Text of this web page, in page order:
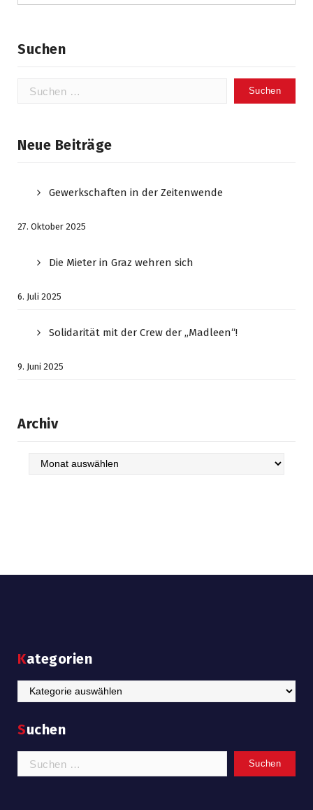
Suchen
Suchen
Neue Beiträge
Gewerkschaften in der Zeitenwende
27. Oktober 2025
Die Mieter in Graz wehren sich
6. Juli 2025
Solidarität mit der Crew der „Madleen“!
9. Juni 2025
Archiv
Archiv
Kategorien
Kategorien
Suchen
Suchen
nach: